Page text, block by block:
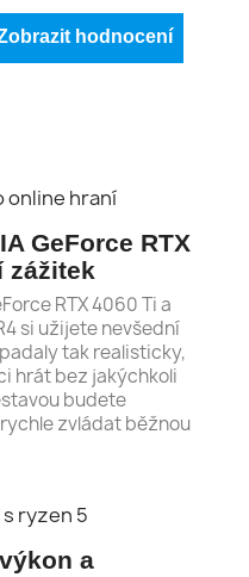
hodnocení
GeForce RTX
zážitek
RTX 4060 Ti a
si užijete nevšední
tak realisticky,
hrát bez jakýchkoli
budete
zvládat běžnou
a